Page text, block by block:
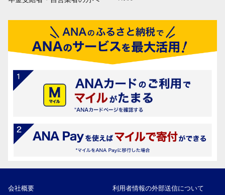
会社概要 利用者情報の外部送信について